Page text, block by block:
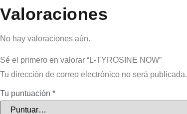
Valoraciones
No hay valoraciones aún.
Sé el primero en valorar “L-TYROSINE NOW”
Tu dirección de correo electrónico no será publicada.
Tu puntuación *